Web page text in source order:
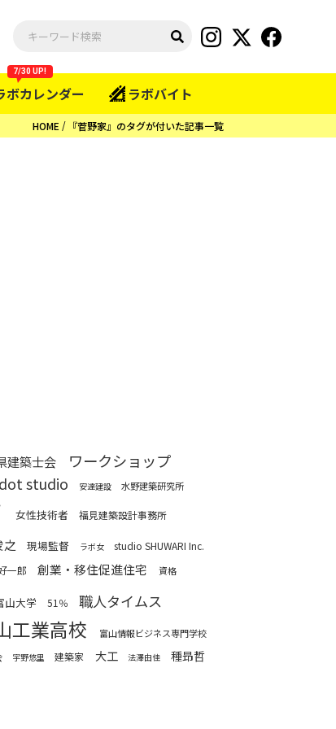
ボカレンダー
7/30 UP!
ラボバイト
HOME 『菅野家』のタグが付いた記事一覧
建築士会 ワークショップ
dot studio 安達建設 水野建築研究所
女性技術者 福見建築設計事務所
之 現場監督 ラボ女
studio SHUWARI Inc.
一郎 創業・移住促進住宅 資格
山大学 51％ 職人タイムス
工業高校 富山情報ビジネス専門学校
宇野悠里 建築家 大工 法澤由佳 種昻哲